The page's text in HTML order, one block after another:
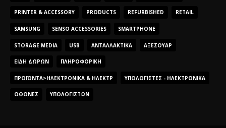
PRINTER & ACCESSORY PRODUCTS REFURBISHED RETAIL
SAMSUNG SENSO ACCESSORIES SMARTPHONE
STORAGE MEDIA USB ΑΝΤΑΛΛΑΚΤΙΚΆ ΑΞΕΣΟΥΆΡ
ΕΊΔΗ ΔΏΡΩΝ ΠΛΗΡΟΦΟΡΙΚΉ
ΠΡΟΪΌΝΤΑ>ΗΛΕΚΤΡΟΝΙΚΆ & ΗΛΕΚΤΡ ΥΠΟΛΟΓΙΣΤΈΣ - ΗΛΕΚΤΡΟΝΙΚΆ
ΟΘΌΝΕΣ ΥΠΟΛΟΓΙΣΤΏΝ